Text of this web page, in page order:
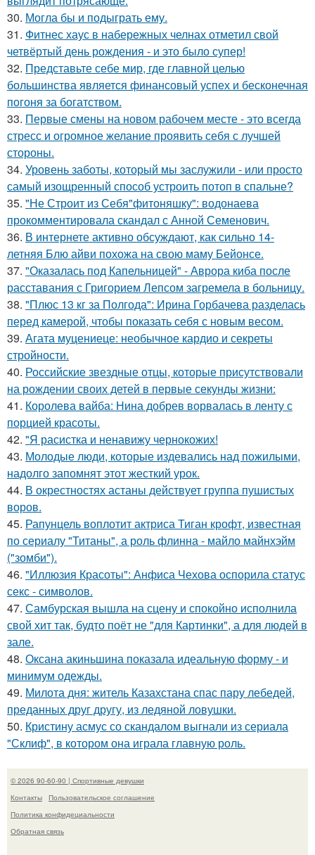
30. Могла бы и подыграть ему.
31. Фитнес хаус в набережных челнах отметил свой
четвёртый день рождения - и это было супер!
32. Представьте себе мир, где главной целью
большинства является финансовый успех и бесконечная
погоня за богатством.
33. Первые смены на новом рабочем месте - это всегда
стресс и огромное желание проявить себя с лучшей
стороны.
34. Уровень заботы, который мы заслужили - или просто
самый изощренный способ устроить потоп в спальне?
35. "Не Строит из Себя"фитоняшку": водонаева
прокомментировала скандал с Анной Семенович.
36. В интернете активно обсуждают, как сильно 14-
летняя Блю айви похожа на свою маму Бейонсе.
37. "Оказалась под Капельницей" - Аврора киба после
расставания с Григорием Лепсом загремела в больницу.
38. "Плюс 13 кг за Полгода": Ирина Горбачева разделась
перед камерой, чтобы показать себя с новым весом.
39. Агата муцениеце: необычное кардио и секреты
стройности.
40. Российские звездные отцы, которые присутствовали
на рождении своих детей в первые секунды жизни:
41. Королева вайба: Нина добрев ворвалась в ленту с
порцией красоты.
42. "Я расистка и ненавижу чернокожих!
43. Молодые люди, которые издевались над пожилыми,
надолго запомнят этот жесткий урок.
44. В окрестностях астаны действует группа пушистых
воров.
45. Рапунцель воплотит актриса Тиган крофт, известная
по сериалу "Титаны", а роль флинна - майло майнхэйм
("зомби").
46. "Иллюзия Красоты": Анфиса Чехова оспорила статус
секс - символов.
47. Самбурская вышла на сцену и спокойно исполнила
свой хит так, будто поёт не "для Картинки", а для людей в
зале.
48. Оксана акиньшина показала идеальную форму - и
минимум одежды.
49. Милота дня: житель Казахстана спас пару лебедей,
преданных друг другу, из ледяной ловушки.
50. Кристину асмус со скандалом выгнали из сериала
"Склиф", в котором она играла главную роль.
© 2026 90-60-90 | Спортивные девушки
Контакты
Пользовательское соглашение
Политика конфидециальности
Обратная связь